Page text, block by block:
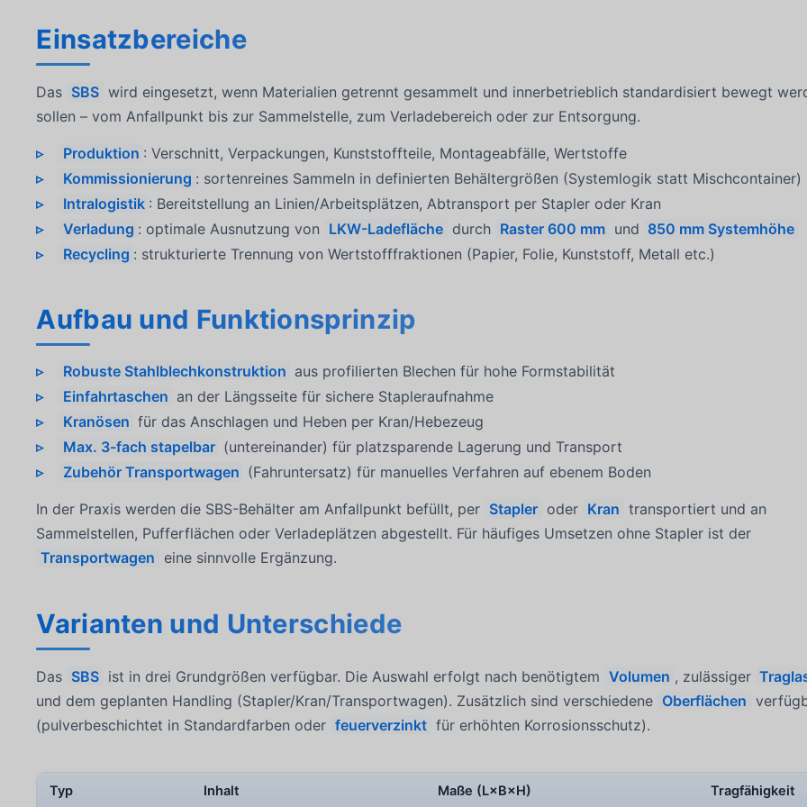
Einsatzbereiche
Das SBS wird eingesetzt, wenn Materialien getrennt gesammelt und innerbetrieblich standardisiert bewegt
sollen – vom Anfallpunkt bis zur Sammelstelle, zum Verladebereich oder zur Entsorgung.
Produktion : Verschnitt, Verpackungen, Kunststoffteile, Montageabfälle, Wertstoffe
Kommissionierung : sortenreines Sammeln in definierten Behältergrößen (Systemlogik statt Mischcontainer)
Intralogistik : Bereitstellung an Linien/Arbeitsplätzen, Abtransport per Stapler oder Kran
Verladung : optimale Ausnutzung von LKW-Ladefläche durch Raster 600 mm und 850 mm Systemhöhe
Recycling : strukturierte Trennung von Wertstofffraktionen (Papier, Folie, Kunststoff, Metall etc.)
Aufbau und Funktionsprinzip
Robuste Stahlblechkonstruktion aus profilierten Blechen für hohe Formstabilität
Einfahrtaschen an der Längsseite für sichere Stapleraufnahme
Kranösen für das Anschlagen und Heben per Kran/Hebezeug
Max. 3-fach stapelbar (untereinander) für platzsparende Lagerung und Transport
Zubehör Transportwagen (Fahruntersatz) für manuelles Verfahren auf ebenem Boden
In der Praxis werden die SBS-Behälter am Anfallpunkt befüllt, per Stapler oder Kran transportiert und an
Sammelstellen, Pufferflächen oder Verladeplätzen abgestellt. Für häufiges Umsetzen ohne Stapler ist der
Transportwagen eine sinnvolle Ergänzung.
Varianten und Unterschiede
Das SBS ist in drei Grundgrößen verfügbar. Die Auswahl erfolgt nach benötigtem Volumen , zulässiger
und dem geplanten Handling (Stapler/Kran/Transportwagen). Zusätzlich sind verschiedene Oberflächen
(pulverbeschichtet in Standardfarben oder feuerverzinkt für erhöhten Korrosionsschutz).
Typ Inhalt Maße (L×B×H) Tragfähigkeit